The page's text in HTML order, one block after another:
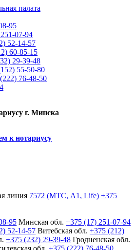
95
07-94
52-14-57
60-85-15
29-39-48
55-50-80
76-48-50
г. Минска
к нотариусу
линия 7572 (МТС, A1, Life) +375
95 Минская обл. +375 (17) 251-07-94
52-14-57 Витебская обл. +375 (212)
+375 (232) 29-39-48 Гродненская обл.
обл. +375 (222) 76-48-50